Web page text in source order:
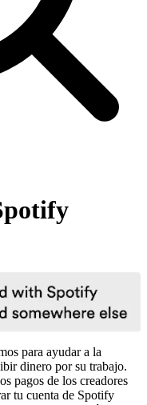
para ayudar a la
dinero por su trabajo.
pagos de los creadores
tu cuenta de Spotify